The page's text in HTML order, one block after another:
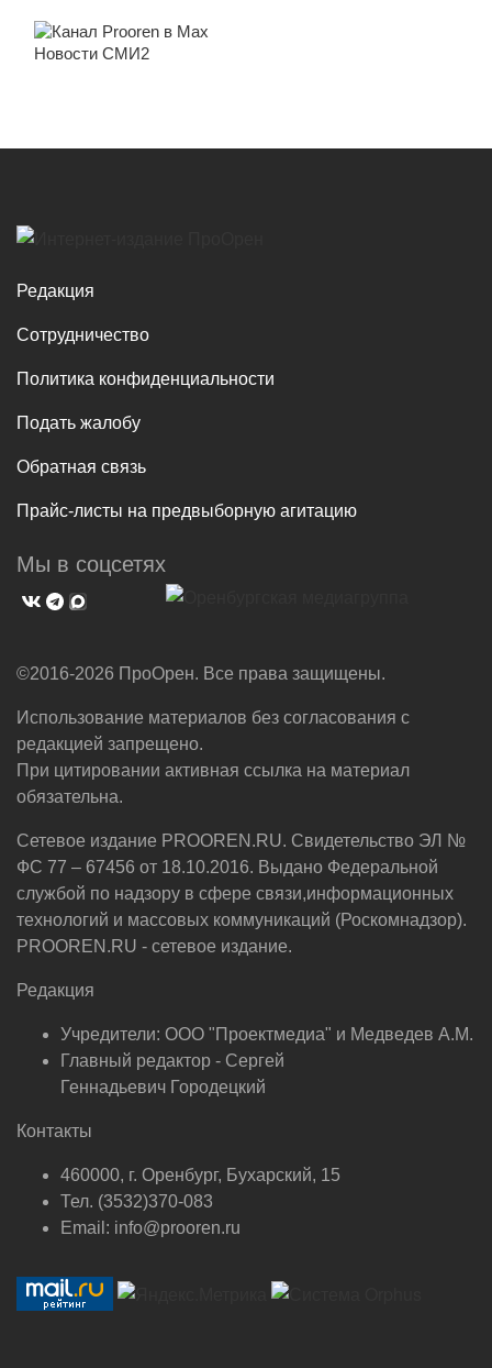
Новости СМИ2
Редакция
Сотрудничество
Политика конфиденциальности
Подать жалобу
Обратная связь
Прайс-листы на предвыборную агитацию
Мы в соцсетях
©2016-2026 ПроОрен. Все права защищены.
Использование материалов без согласования с
редакцией запрещено.
При цитировании активная ссылка на материал
обязательна.
Сетевое издание PROOREN.RU. Свидетельство ЭЛ №
ФС 77 – 67456 от 18.10.2016. Выдано Федеральной
службой по надзору в сфере связи,информационных
технологий и массовых коммуникаций (Роскомнадзор).
PROOREN.RU - сетевое издание.
Редакция
Учредители: ООО "Проектмедиа" и Медведев А.М.
Главный редактор - Сергей
Геннадьевич Городецкий
Контакты
460000, г. Оренбург, Бухарский, 15
Тел. (3532)370-083
Email: info@prooren.ru